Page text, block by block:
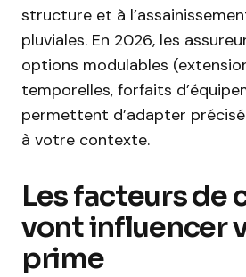
structure et à
pluviales. En 2026, les
options modulables
temporelles, forfaits
permettent d’adapter
à votre contexte.
Les facteurs de
vont influencer
prime